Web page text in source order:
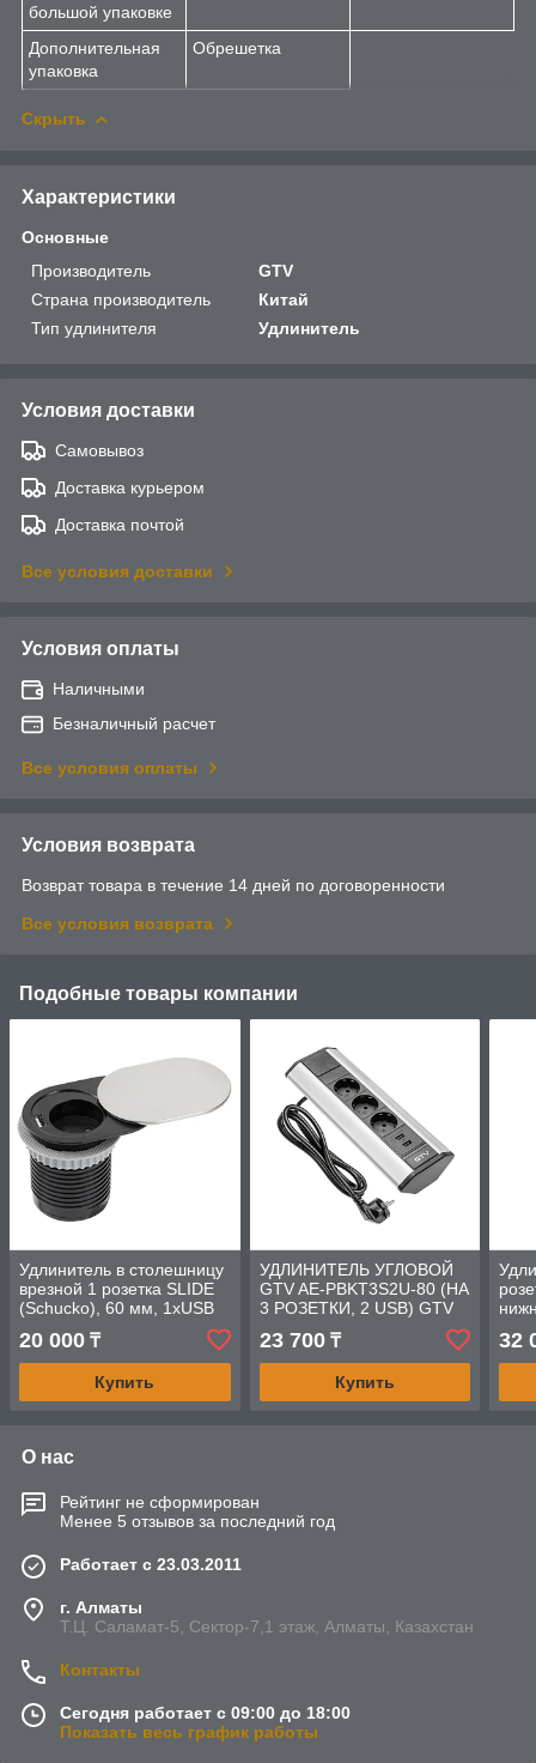
большой упаковке
Дополнительная
упаковка
Обрешетка
Скрыть
Характеристики
Основные
Производитель
GTV
Страна производитель
Китай
Тип удлинителя
Удлинитель
Условия доставки
Самовывоз
Доставка курьером
Доставка почтой
Все условия доставки
Условия оплаты
Наличными
Безналичный расчет
Все условия оплаты
Условия возврата
Возврат товара в течение 14 дней по договоренности
Все условия возврата
Подобные товары компании
Удлинитель в столешницу
врезной 1 розетка SLIDE
(Schucko), 60 мм, 1xUSB
2,4A, провод 1,9м, инокс,
овальный
20 000 ₸
Купить
УДЛИНИТЕЛЬ УГЛОВОЙ
GTV AE-PBKT3S2U-80 (НА
3 РОЗЕТКИ, 2 USB) GTV
23 700₸
Купить
32
О нас
Рейтинг не сформирован
Менее 5 отзывов за последний год
Работает с 23.03.2011
г. Алматы
Т.Ц. Саламат-5, Cектор-7,1 этаж, Алматы, Казахстан
Контакты
Сегодня работает с 09:00 до 18:00
Показать весь график работы